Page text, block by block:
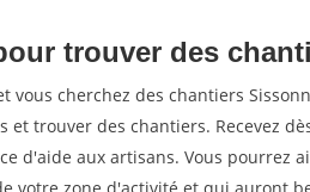
trouver des
vous cherchez des chantiers
et trouver des chantiers. Recevez
d'aide aux artisans. Vous pourrez